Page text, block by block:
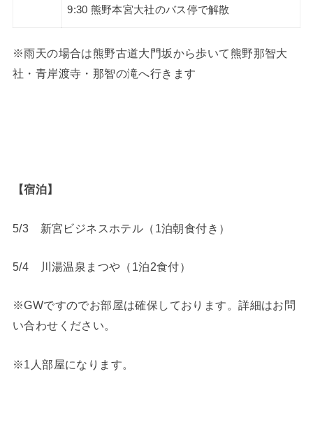
9:30 熊野本宮大社のバス停で解散
※雨天の場合は熊野古道大門坂から歩いて熊野那智大
社・青岸渡寺・那智の滝へ行きます
【宿泊】
5/3 新宮ビジネスホテル（1泊朝食付き）
5/4 川湯温泉まつや（1泊2食付）
※GWですのでお部屋は確保しております。詳細はお問
い合わせください。
※1人部屋になります。